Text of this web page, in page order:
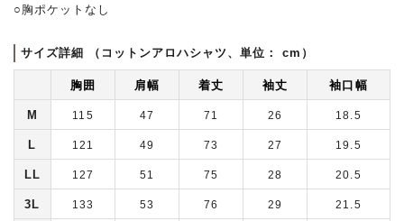
○胸ポケットなし
サイズ詳細 （コットンアロハシャツ、単位： cm）
胸囲 肩幅 着丈 袖丈 袖口幅
M 115 47 71 26 18.5
L 121 49 73 27 19.5
LL 127 51 75 28 20.5
3L 133 53 76 29 21.5